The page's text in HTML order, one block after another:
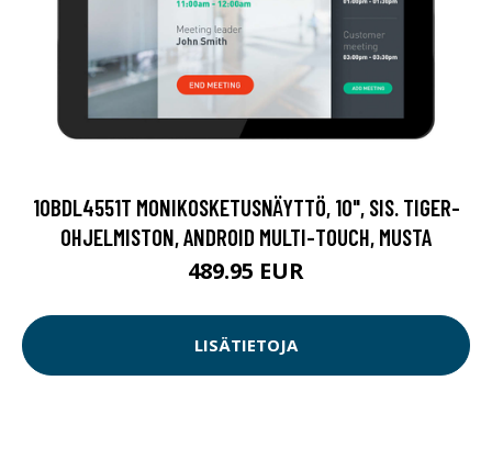
10BDL4551T MONIKOSKETUSNÄYTTÖ, 10", SIS. TIGER-
OHJELMISTON, ANDROID MULTI-TOUCH, MUSTA
489.95 EUR
LISÄTIETOJA